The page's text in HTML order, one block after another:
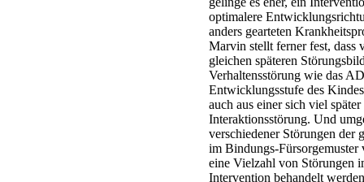
optimalere
anders gearteten
Marvin stellt ferner fest, dass
gleichen späteren
Verhaltensstörung wie das
Entwicklungsstufe des
auch aus einer sich viel
Interaktionsstörung. Und
verschiedener Störungen der
im Bindungs-
eine Vielzahl von Störungen
Intervention behandelt